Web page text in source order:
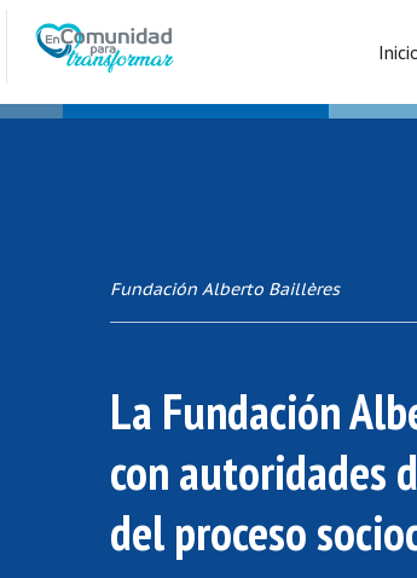
Fundación Alberto Baillères
La Fundación
con autoridades
del proceso